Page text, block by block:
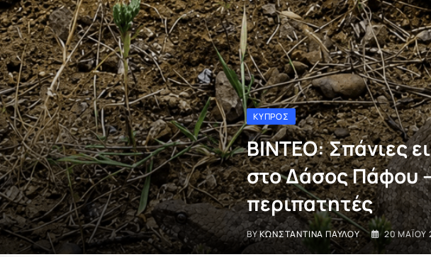
ΚΎΠΡΟΣ
ΒΙΝΤΕΟ: Σπάνιες
στο Δάσος Πάφου
περιπατητές
BYΚΩΝΣΤΑΝΤΊΝΑ ΠΑΎΛΟΥ 20 ΜΑΪ́ΟΥ